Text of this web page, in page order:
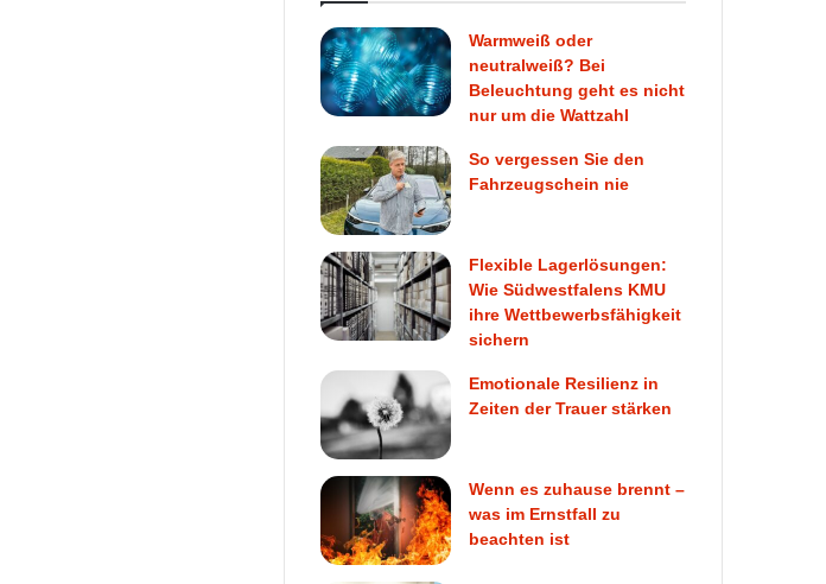
Warmweiß oder
neutralweiß? Bei
Beleuchtung geht es nicht
nur um die Wattzahl
So vergessen Sie den
Fahrzeugschein nie
Flexible Lagerlösungen:
Wie Südwestfalens KMU
ihre Wettbewerbsfähigkeit
sichern
Emotionale Resilienz in
Zeiten der Trauer stärken
Wenn es zuhause brennt –
was im Ernstfall zu
beachten ist